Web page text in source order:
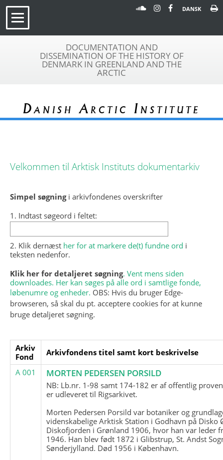
DANSK
DOCUMENTATION AND
DISSEMINATION OF THE HISTORY OF
DENMARK IN GREENLAND AND THE
ARCTIC
Danish Arctic Institute
Velkommen til Arktisk Instituts dokumentarkiv
Simpel søgningi arkivfondenes overskrifter
1. Indtast søgeord i feltet:
2. Klik dernæst her for at markere de(t) fundne ord i
teksten nedenfor.
Klik her for detaljeret søgning. Vent mens siden
downloades. Her kan søges på alle ord i samtlige fonde,
løbenumre og enheder. OBS: Hvis du bruger Edge-
browseren, så skal du pt. acceptere cookies for at kunne
bruge detaljeret søgning.
Arkiv
Fond
Arkivfondens titel samt kort beskrivelse
A 001
MORTEN PEDERSEN PORSILD
NB: Lb.nr. 1-98 samt 174-182 er af offentlig
er udleveret til Rigsarkivet.
Morten Pedersen Porsild var botaniker og
videnskabelige Arktisk Station i Godhavn på Disko
Diskofjorden i Grønland 1906, hvor han var leder
1946. Han blev født 1872 i Glibstrup, St. Andst
Sønderjylland. Død 1956 i København.